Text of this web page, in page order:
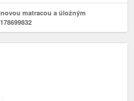
matracou a úložným